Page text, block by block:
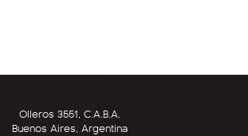
Olleros 3551, C.A.B.A.
Buenos Aires, Argentina